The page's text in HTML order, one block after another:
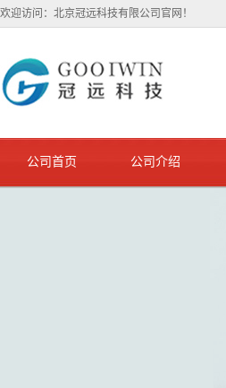
欢迎访问：北京冠远科技有限公司官网！
公司首页 公司介绍